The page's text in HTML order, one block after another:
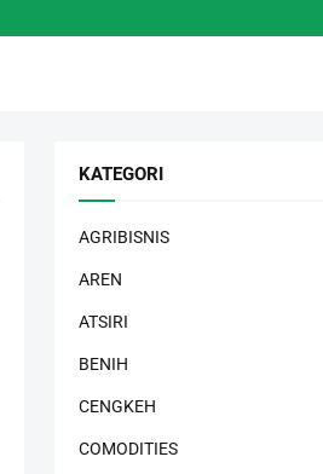
KATEGORI
AGRIBISNIS
AREN
ATSIRI
BENIH
CENGKEH
COMODITIES